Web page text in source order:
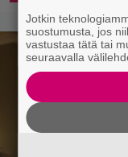
Jotkin
suostumusta, jos
vastustaa tätä tai
seuraavalla